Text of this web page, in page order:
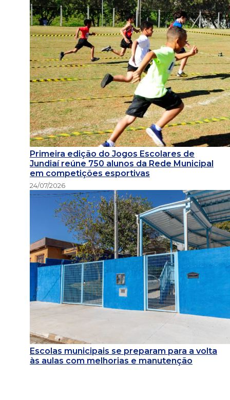
Primeira edição do Jogos Escolares de
Jundiaí reúne 750 alunos da Rede Municipal
em competições esportivas
24/07/2026
Escolas municipais se preparam para a volta
às aulas com melhorias e manutenção